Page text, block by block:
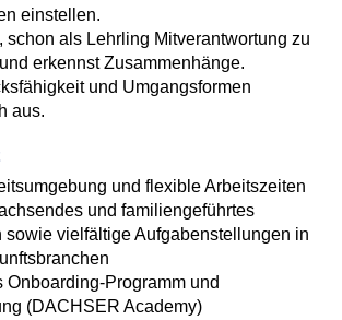
einstellen.
schon als Lehrling Mitverantwortung zu
erkennst Zusammenhänge.
und Umgangsformen
aus.
und flexible Arbeitszeiten
und familiengeführtes
sowie vielfältige Aufgabenstellungen in
Onboarding-Programm und
(DACHSER Academy)